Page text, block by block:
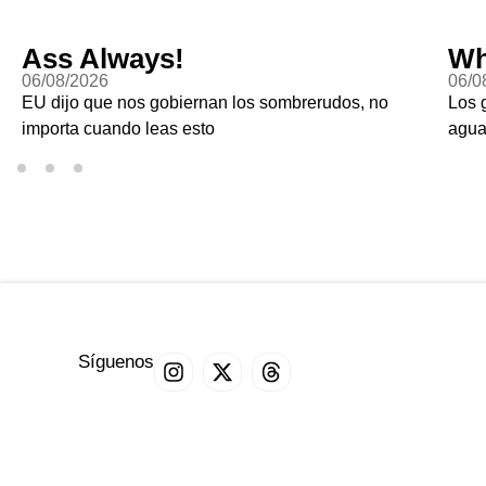
Ass Always!
06/08/2026
EU dijo que nos gobiernan los sombrerudos, no
importa cuando leas esto
06/
Los
Síguenos